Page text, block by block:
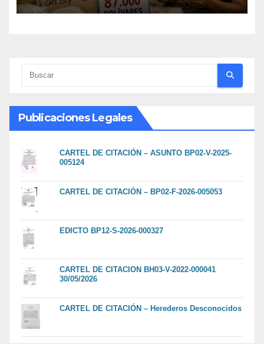
Publicaciones Legales
CARTEL DE CITACIÓN – ASUNTO BP02-V-2025-
005124
CARTEL DE CITACIÓN – BP02-F-2026-005053
EDICTO BP12-S-2026-000327
CARTEL DE CITACION BH03-V-2022-000041
30/05/2026
CARTEL DE CITACIÓN – Herederos Desconocidos